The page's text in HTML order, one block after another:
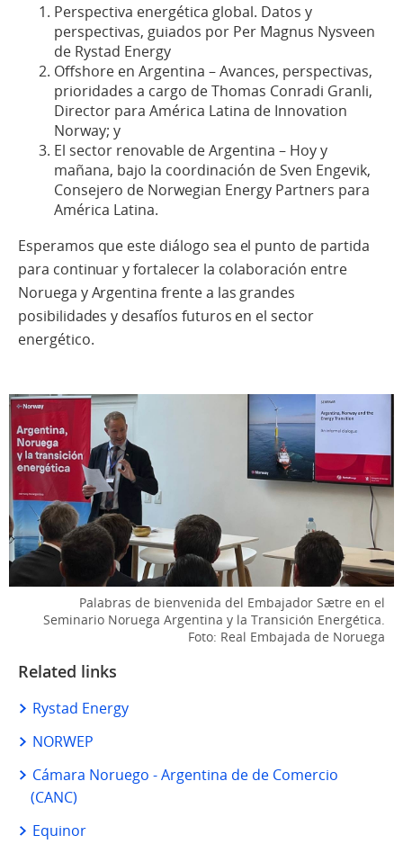
Perspectiva energética global. Datos y
perspectivas, guiados por Per Magnus Nysveen
de Rystad Energy
Offshore en Argentina – Avances, perspectivas,
prioridades a cargo de Thomas Conradi Granli,
Director para América Latina de Innovation
Norway; y
El sector renovable de Argentina – Hoy y
mañana, bajo la coordinación de Sven Engevik,
Consejero de Norwegian Energy Partners para
América Latina.
Esperamos que este diálogo sea el punto de partida
para continuar y fortalecer la colaboración entre
Noruega y Argentina frente a las grandes
posibilidades y desafíos futuros en el sector
energético.
Palabras de bienvenida del Embajador Sætre en el
Seminario Noruega Argentina y la Transición Energética.
Foto: Real Embajada de Noruega
Related links
Rystad Energy
NORWEP
Cámara Noruego - Argentina de de Comercio
(CANC)
Equinor